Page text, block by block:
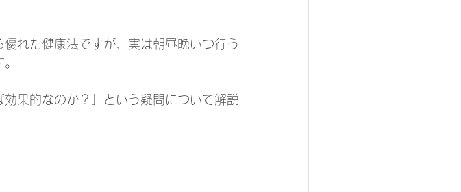
れた健康法ですが、実は朝昼晩いつ行う
果的なのか？」という疑問について解説